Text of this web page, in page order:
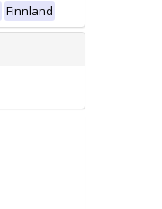
Finnland